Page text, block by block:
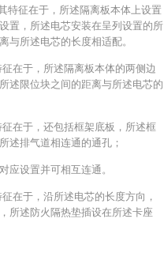
特征在于，所述隔离板本体上设置
置，所述电芯安装在呈列设置的所
与所述电芯的长度相适配。
在于，所述隔离板本体的两侧边
述限位块之间的距离与所述电芯的
在于，还包括框架底板，所述框
述排气道相连通的通孔；
应设置并可相互连通。
在于，沿所述电芯的长度方向，
所述防火隔热垫插设在所述卡座